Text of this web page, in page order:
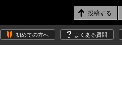
初めての方へ よくある質問